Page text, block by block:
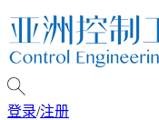
登录/注册